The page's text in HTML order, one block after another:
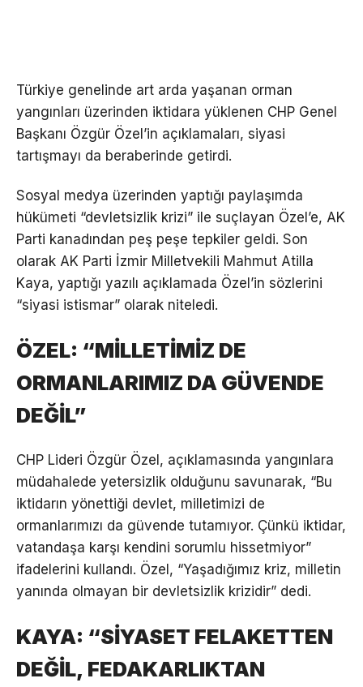
Türkiye genelinde art arda yaşanan orman
yangınları üzerinden iktidara yüklenen CHP Genel
Başkanı Özgür Özel’in açıklamaları, siyasi
tartışmayı da beraberinde getirdi.
Sosyal medya üzerinden yaptığı paylaşımda
hükümeti “devletsizlik krizi” ile suçlayan Özel’e, AK
Parti kanadından peş peşe tepkiler geldi. Son
olarak AK Parti İzmir Milletvekili Mahmut Atilla
Kaya, yaptığı yazılı açıklamada Özel’in sözlerini
“siyasi istismar” olarak niteledi.
ÖZEL: “MİLLETİMİZ DE
ORMANLARIMIZ DA GÜVENDE
DEĞİL”
CHP Lideri Özgür Özel, açıklamasında yangınlara
müdahalede yetersizlik olduğunu savunarak, “Bu
iktidarın yönettiği devlet, milletimizi de
ormanlarımızı da güvende tutamıyor. Çünkü iktidar,
vatandaşa karşı kendini sorumlu hissetmiyor”
ifadelerini kullandı. Özel, “Yaşadığımız kriz, milletin
yanında olmayan bir devletsizlik krizidir” dedi.
KAYA: “SİYASET FELAKETTEN
DEĞİL, FEDAKARLIKTAN